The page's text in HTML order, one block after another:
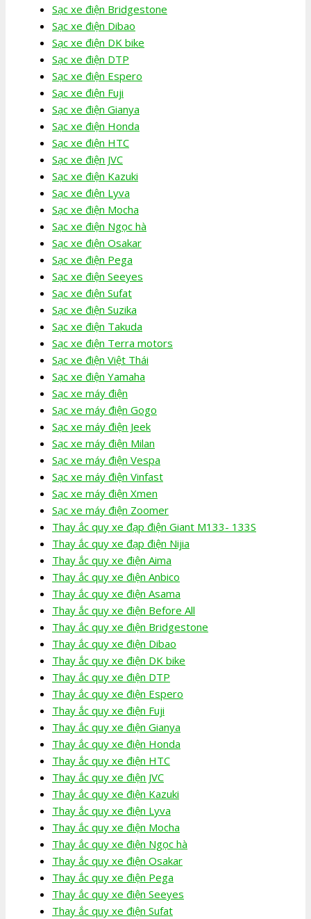
Sạc xe điện Bridgestone
Sạc xe điện Dibao
Sạc xe điện DK bike
Sạc xe điện DTP
Sạc xe điện Espero
Sạc xe điện Fuji
Sạc xe điện Gianya
Sạc xe điện Honda
Sạc xe điện HTC
Sạc xe điện JVC
Sạc xe điện Kazuki
Sạc xe điện Lyva
Sạc xe điện Mocha
Sạc xe điện Ngọc hà
Sạc xe điện Osakar
Sạc xe điện Pega
Sạc xe điện Seeyes
Sạc xe điện Sufat
Sạc xe điện Suzika
Sạc xe điện Takuda
Sạc xe điện Terra motors
Sạc xe điện Việt Thái
Sạc xe điện Yamaha
Sạc xe máy điện
Sạc xe máy điện Gogo
Sạc xe máy điện Jeek
Sạc xe máy điện Milan
Sạc xe máy điện Vespa
Sạc xe máy điện Vinfast
Sạc xe máy điện Xmen
Sạc xe máy điện Zoomer
Thay ắc quy xe đạp điện Giant M133- 133S
Thay ắc quy xe đạp điện Nijia
Thay ắc quy xe điện Aima
Thay ắc quy xe điện Anbico
Thay ắc quy xe điện Asama
Thay ắc quy xe điện Before All
Thay ắc quy xe điện Bridgestone
Thay ắc quy xe điện Dibao
Thay ắc quy xe điện DK bike
Thay ắc quy xe điện DTP
Thay ắc quy xe điện Espero
Thay ắc quy xe điện Fuji
Thay ắc quy xe điện Gianya
Thay ắc quy xe điện Honda
Thay ắc quy xe điện HTC
Thay ắc quy xe điện JVC
Thay ắc quy xe điện Kazuki
Thay ắc quy xe điện Lyva
Thay ắc quy xe điện Mocha
Thay ắc quy xe điện Ngọc hà
Thay ắc quy xe điện Osakar
Thay ắc quy xe điện Pega
Thay ắc quy xe điện Seeyes
Thay ắc quy xe điện Sufat